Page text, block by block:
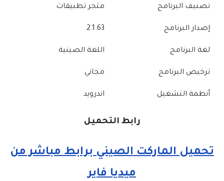
تصنيف البرنامج متجر تطبيقات
إصدار البرنامج 2.1.63
لغة البرنامج اللغة الصينية
ترخيص البرنامج مجاني
أنظمة التشغيل اندرويد
رابط التحميل
تحميل الماركت الصيني برابط مباشر من
ميديا فاير